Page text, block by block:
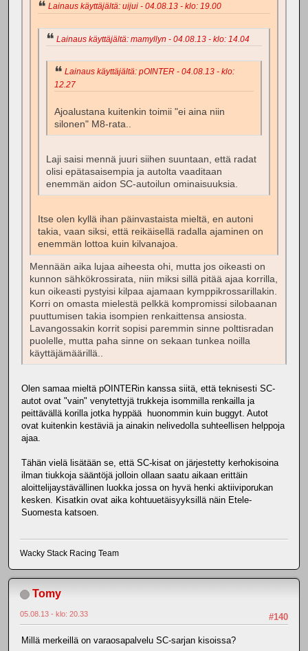
Lainaus käyttäjältä: uijui - 04.08.13 - klo: 19.00
Lainaus käyttäjältä: mamyllyn - 04.08.13 - klo: 14.04
Lainaus käyttäjältä: pOINTER - 04.08.13 - klo:
12.27
Ajoalustana kuitenkin toimii "ei aina niin
silonen" M8-rata..
Laji saisi mennä juuri siihen suuntaan, että radat
olisi epätasaisempia ja autolta vaaditaan
enemmän aidon SC-autoilun ominaisuuksia.
Itse olen kyllä ihan päinvastaista mieltä, en autoni
takia, vaan siksi, että reikäisellä radalla ajaminen on
enemmän lottoa kuin kilvanajoa.
Mennään aika lujaa aiheesta ohi, mutta jos oikeasti on
kunnon sähkökrossirata, niin miksi sillä pitää ajaa korrilla,
kun oikeasti pystyisi kilpaa ajamaan kymppikrossarillakin.
Korri on omasta mielestä pelkkä kompromissi silobaanan
puuttumisen takia isompien renkaittensa ansiosta.
Lavangossakin korrit sopisi paremmin sinne polttisradan
puolelle, mutta paha sinne on sekaan tunkea noilla
käyttäjämäärillä..
Olen samaa mieltä pOINTERin kanssa siitä, että teknisesti SC-
autot ovat "vain" venytettyjä trukkeja isommilla renkailla ja
peittävällä korilla jotka hyppää huonommin kuin buggyt. Autot
ovat kuitenkin kestäviä ja ainakin nelivedolla suhteellisen helppoja
ajaa.
Tähän vielä lisätään se, että SC-kisat on järjestetty kerhokisoina
ilman tiukkoja sääntöjä jolloin ollaan saatu aikaan erittäin
aloittelijaystävällinen luokka jossa on hyvä henki aktiiviporukan
kesken. Kisatkin ovat aika kohtuuetäisyyksillä näin Etele-
Suomesta katsoen.
Wacky Stack Racing Team
Tomy
#140
05.08.13 - klo: 20.33
Millä merkeillä on varaosapalvelu SC-sarjan kisoissa?